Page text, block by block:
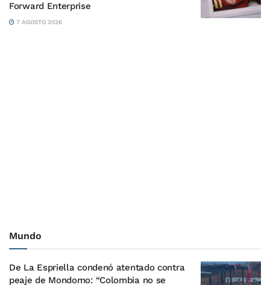
Forward Enterprise
7 AGOSTO 2026
Mundo
De La Espriella condenó atentado contra
peaje de Mondomo: “Colombia no se